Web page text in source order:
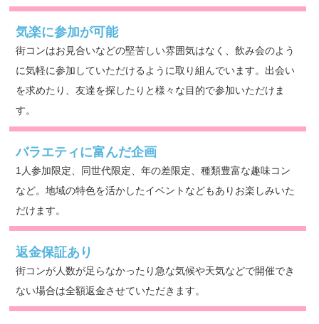
気楽に参加が可能
街コンはお見合いなどの堅苦しい雰囲気はなく、飲み会のよう
に気軽に参加していただけるように取り組んでいます。出会い
を求めたり、友達を探したりと様々な目的で参加いただけま
す。
バラエティに富んだ企画
1人参加限定、同世代限定、年の差限定、種類豊富な趣味コン
など。地域の特色を活かしたイベントなどもありお楽しみいた
だけます。
返金保証あり
街コンが人数が足らなかったり急な気候や天気などで開催でき
ない場合は全額返金させていただきます。